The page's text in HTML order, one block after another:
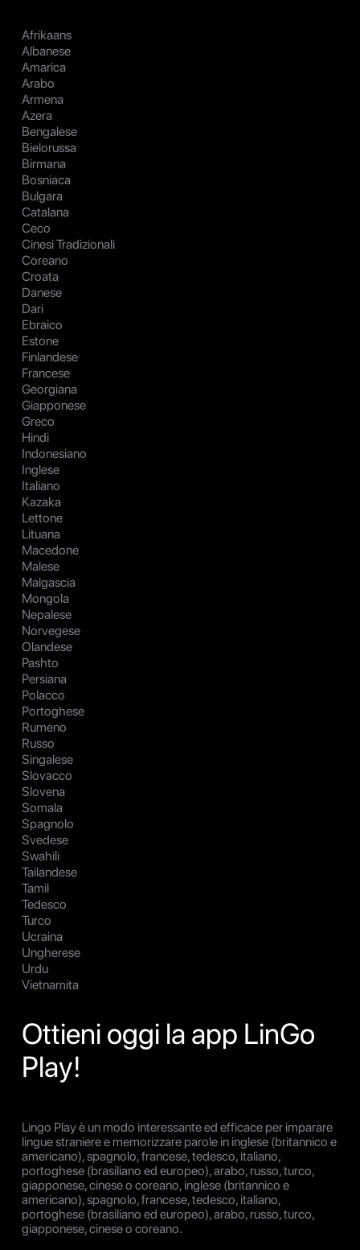
Afrikaans
Albanese
Amarica
Arabo
Armena
Azera
Bengalese
Bielorussa
Birmana
Bosniaca
Bulgara
Catalana
Ceco
Cinesi Tradizionali
Coreano
Croata
Danese
Dari
Ebraico
Estone
Finlandese
Francese
Georgiana
Giapponese
Greco
Hindi
Indonesiano
Inglese
Italiano
Kazaka
Lettone
Lituana
Macedone
Malese
Malgascia
Mongola
Nepalese
Norvegese
Olandese
Pashto
Persiana
Polacco
Portoghese
Rumeno
Russo
Singalese
Slovacco
Slovena
Somala
Spagnolo
Svedese
Swahili
Tailandese
Tamil
Tedesco
Turco
Ucraina
Ungherese
Urdu
Vietnamita
Ottieni oggi la app LinGo
Play!
Lingo Play è un modo interessante ed efficace per imparare
lingue straniere e memorizzare parole in inglese (britannico e
americano), spagnolo, francese, tedesco, italiano,
portoghese (brasiliano ed europeo), arabo, russo, turco,
giapponese, cinese o coreano, inglese (britannico e
americano), spagnolo, francese, tedesco, italiano,
portoghese (brasiliano ed europeo), arabo, russo, turco,
giapponese, cinese o coreano.